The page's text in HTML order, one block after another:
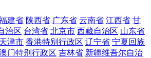
建省 陕西省 广东省 云南省 江西省 甘
治区 台湾省 北京市 西藏自治区 山东省
天津市 香港特别行政区 辽宁省 宁夏回族
门特别行政区 吉林省 新疆维吾尔自治